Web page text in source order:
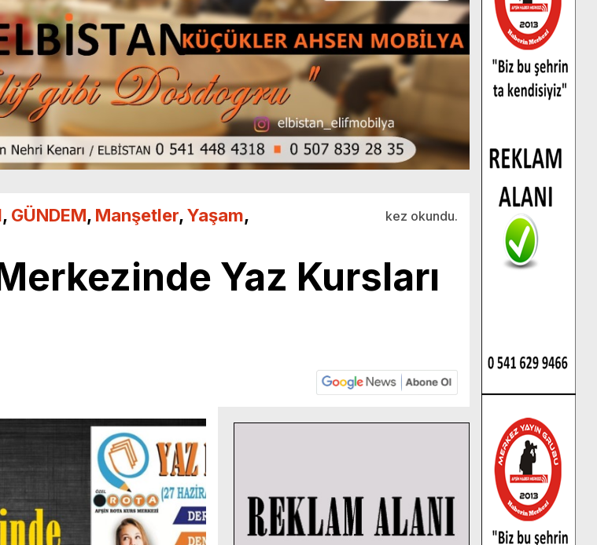
, GÜNDEM, Manşetler,Yaşam,
kez okundu.
Yaz Kursları